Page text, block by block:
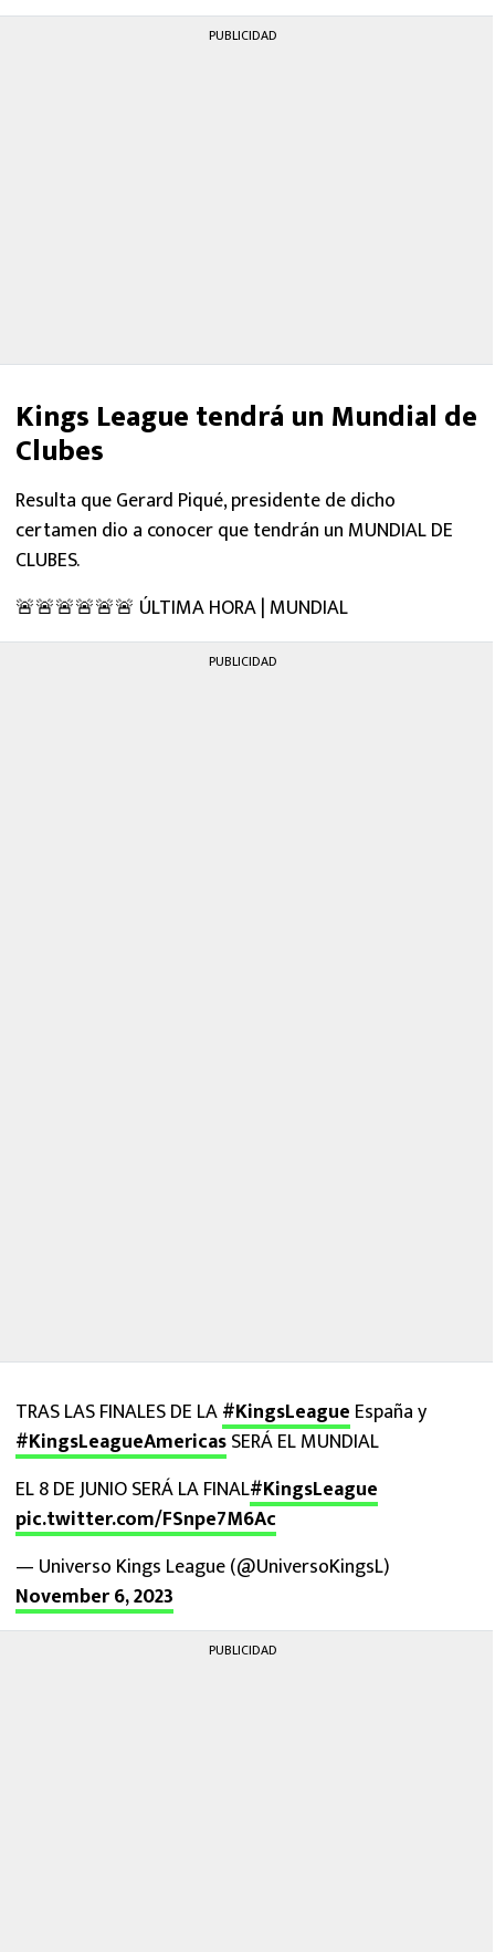
PUBLICIDAD
Kings League tendrá un Mundial de
Clubes
Resulta que Gerard Piqué, presidente de dicho
certamen dio a conocer que tendrán un MUNDIAL DE
CLUBES.
🚨🚨🚨🚨🚨🚨 ÚLTIMA HORA | MUNDIAL
PUBLICIDAD
TRAS LAS FINALES DE LA#KingsLeague España y
#KingsLeagueAmericasSERÁ EL MUNDIAL
EL 8 DE JUNIO SERÁ LA FINAL#KingsLeague
pic.twitter.com/FSnpe7M6Ac
— Universo Kings League (@UniversoKingsL)
November 6, 2023
PUBLICIDAD